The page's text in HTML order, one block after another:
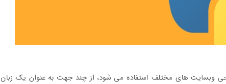
وبسایت های مختلف استفاده می شود، از چند جهت به عنوان یک زبان